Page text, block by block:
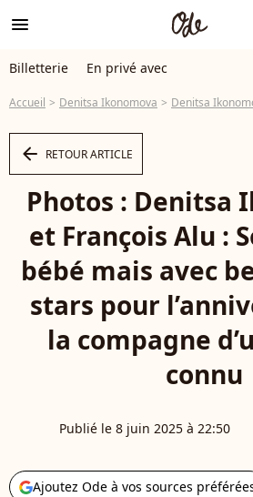
menu
Billetterie En privé avec
Accueil Denitsa Ikonomova Denitsa Ikonomova et François Alu : Soirée sans
arrow_left RETOUR ARTICLE
Photos : Denitsa
et François Alu :
bébé mais avec
stars pour
la compagne
connu
Publié le 8 juin 2025 à 22:50
Ajoutez Ode à vos sources